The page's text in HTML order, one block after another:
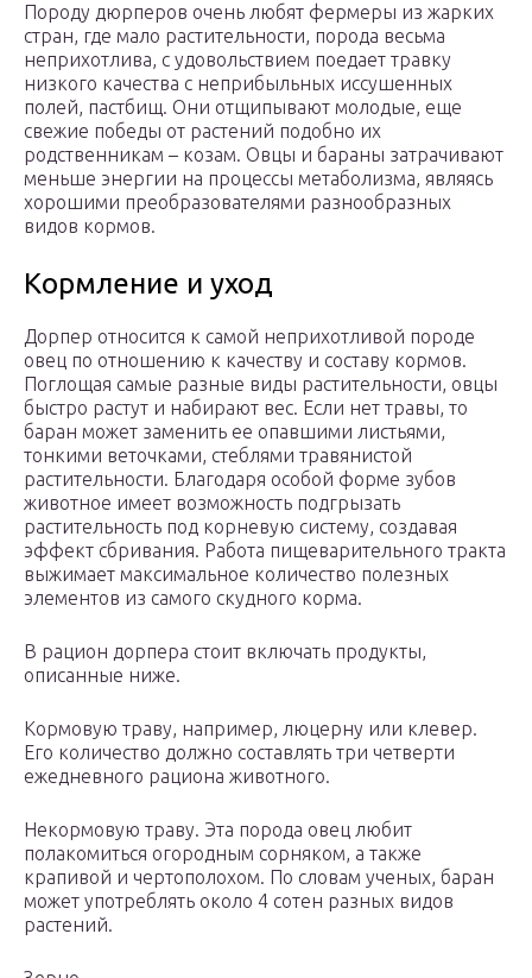
Породу дюрперов очень любят фермеры из жарких
стран, где мало растительности, порода весьма
неприхотлива, с удовольствием поедает травку
низкого качества с неприбыльных иссушенных
полей, пастбищ. Они отщипывают молодые, еще
свежие победы от растений подобно их
родственникам – козам. Овцы и бараны затрачивают
меньше энергии на процессы метаболизма, являясь
хорошими преобразователями разнообразных
видов кормов.
Кормление и уход
Дорпер относится к самой неприхотливой породе
овец по отношению к качеству и составу кормов.
Поглощая самые разные виды растительности, овцы
быстро растут и набирают вес. Если нет травы, то
баран может заменить ее опавшими листьями,
тонкими веточками, стеблями травянистой
растительности. Благодаря особой форме зубов
животное имеет возможность подгрызать
растительность под корневую систему, создавая
эффект сбривания. Работа пищеварительного тракта
выжимает максимальное количество полезных
элементов из самого скудного корма.
В рацион дорпера стоит включать продукты,
описанные ниже.
Кормовую траву, например, люцерну или клевер.
Его количество должно составлять три четверти
ежедневного рациона животного.
Некормовую траву. Эта порода овец любит
полакомиться огородным сорняком, а также
крапивой и чертополохом. По словам ученых, баран
может употреблять около 4 сотен разных видов
растений.